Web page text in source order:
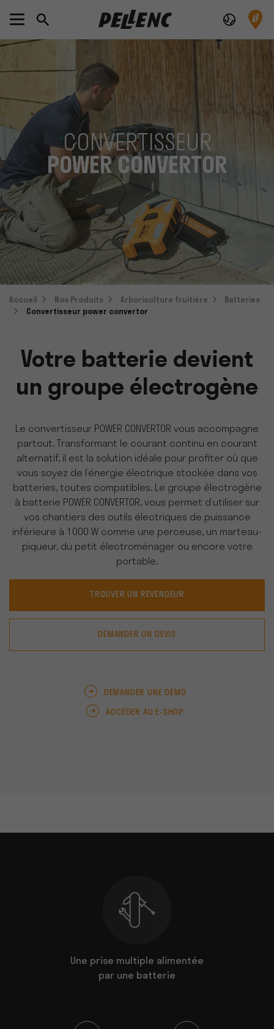
CONVERTISSEUR
POWER CONVERTOR
Accueil Nos Produits Arboriculture fruitière
Batteries
Convertisseur power convertor
Votre batterie devient
un groupe électrogène
Le convertisseur POWER CONVERTOR vous accompagne
partout. Transformant le courant continu en courant
alternatif, il est la solution idéale pour profiter où que
vous soyez de l’énergie électrique stockée dans vos
batteries, toutes compatibles. Le groupe électrogène
à batterie POWER CONVERTOR, vous permet d’utiliser sur
vos chantiers des outils électriques de puissance
inférieure à 1000 W comme une perceuse, un marteau-
piqueur, du petit électroménager ou encore votre
portable.
TROUVER UN REVENDEUR
DEMANDER UN DEVIS
DEMANDER UNE DÉMO
ACCÉDER AU E-SHOP
Une prise multiple alimentée
par une batterie